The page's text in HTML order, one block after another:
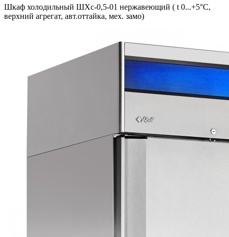
Шкаф холодильный ШХс-0,5-01 нержавеющий ( t 0...+5°С,
верхний агрегат, авт.оттайка, мех. замо)